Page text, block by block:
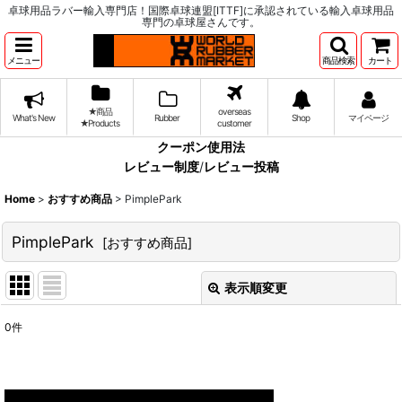
卓球用品ラバー輸入専門店！国際卓球連盟[ITTF]に承認されている輸入卓球用品
専門の卓球屋さんです。
メニュー 商品検索 カート
What's New
★商品
★Products
Rubber
overseas
customer
Shop マイページ
クーポン使用法
レビュー制度/レビュー投稿
Home > おすすめ商品 > PimplePark
PimplePark [おすすめ商品]
表示順変更
並び順:
0件